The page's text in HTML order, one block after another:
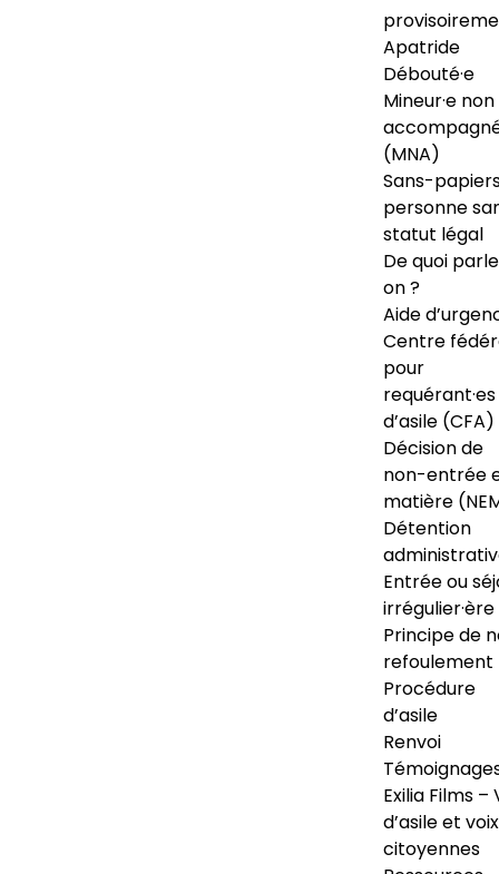
Apatride
Débouté·e
Mineur·e non
(MNA)
Sans-
personne
statut légal
De quoi
on ?
Aide
Centre
pour
requérant·es
d’asile (CFA)
Décision de
non-entrée
matière
Détention
Entrée ou
irrégulier·ère
Principe de
refoulement
Procédure
d’asile
Renvoi
Exilia Films –
d’asile et voix
citoyennes